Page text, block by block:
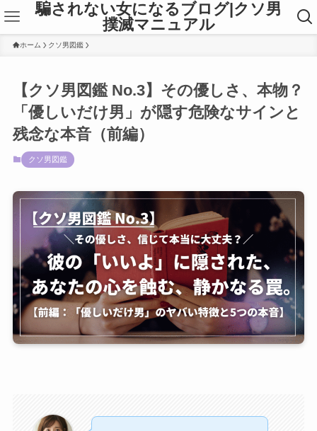
騙されない女になるブログ|クソ男
撲滅マニュアル
ホーム クソ男図鑑
【クソ男図鑑 No.3】その優しさ、本物？
「優しいだけ男」が隠す危険なサインと
残念な本音（前編）
クソ男図鑑